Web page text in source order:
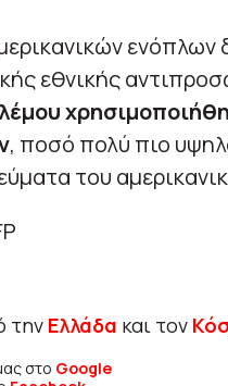
ενόπλων
εθνικής
, ποσό πολύ πιο
του
την Ελλάδα και τον
στο Google